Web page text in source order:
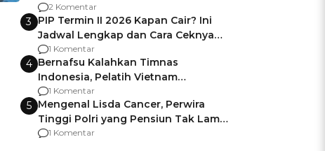
Pemalang
2 Komentar
3 PIP Termin II 2026 Kapan Cair? Ini
Jadwal Lengkap dan Cara Ceknya
agar Dana Tidak Hangus!
1 Komentar
4 Bernafsu Kalahkan Timnas
Indonesia, Pelatih Vietnam
Berencana Pakai Jimat di Pakansari
1 Komentar
5 Mengenal Lisda Cancer, Perwira
Tinggi Polri yang Pensiun Tak Lama
Usai Jadi Brigjen
1 Komentar